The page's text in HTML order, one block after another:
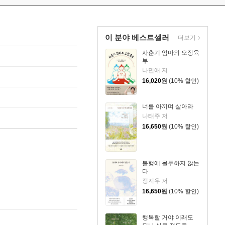
이 분야 베스트셀러
사춘기 엄마의 오장육
부
나민애 저
16,020원 (10% 할인)
너를 아끼며 살아라
나태주 저
16,650원 (10% 할인)
불행에 몰두하지 않는
다
정지우 저
16,650원 (10% 할인)
행복할 거야 이래도
더보기